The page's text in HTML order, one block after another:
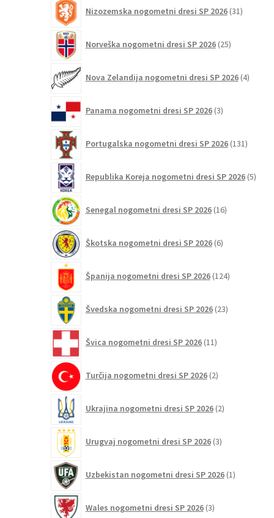
Nizozemska nogometni dresi SP 2026 31izdelkov
Norveška nogometni dresi SP 2026 25izdelkov
Nova Zelandija nogometni dresi SP 2026 4izdelki
Panama nogometni dresi SP 2026 3izdelki
Portugalska nogometni dresi SP 2026 131
Republika Koreja nogometni dresi SP 2026 5
Senegal nogometni dresi SP 2026 16izdelkov
Škotska nogometni dresi SP 2026 6izdelkov
Španija nogometni dresi SP 2026 124izdelkov
Švedska nogometni dresi SP 2026 23izdelkov
Švica nogometni dresi SP 2026 11izdelkov
Turčija nogometni dresi SP 2026 2izdelka
Ukrajina nogometni dresi SP 2026 2izdelka
Urugvaj nogometni dresi SP 2026 3izdelki
Uzbekistan nogometni dresi SP 2026 1izdelek
Wales nogometni dresi SP 2026 3izdelki